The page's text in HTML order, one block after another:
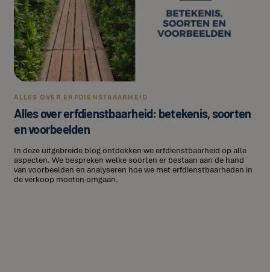
ALLES OVER ERFDIENSTBAARHEID
Alles over erfdienstbaarheid: betekenis, soorten
en voorbeelden
In deze uitgebreide blog ontdekken we erfdienstbaarheid op alle
aspecten. We bespreken welke soorten er bestaan aan de hand
van voorbeelden en analyseren hoe we met erfdienstbaarheden in
de verkoop moeten omgaan.